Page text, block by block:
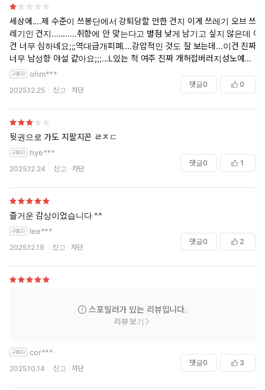
세상에....제 수준이 쓰봉단에서 강퇴당할 만한 건지 이게 쓰레기 오브 쓰
레기인 건지...........취향에 안 맞는다고 별점 낮게 남기고 싶지 않은데 이
건 너무 심하네요;;;역대급개피폐....강압적인 것도 잘 보는데...이건 진짜
너무 남성향 야설 같아요;;;...L있는 척 여주 진짜 개허접버러지성노예처
럼 대하니까 이런 거 괜찮으면 보세요....성노예취급 씬만 빼고 보면 흥미
ohm***
2025.12.25 신고 차단
댓글0 0
뒷권으로 가도 지팔지꼰 ㄹㅈㄷ
hye***
2025.12.24 신고 차단
댓글0 1
즐거운 감상이었습니다 ^^
lee***
2025.12.19 신고 차단
댓글0 2
스포일러가 있는 리뷰입니다.
리뷰 보기
cor***
2025.10.14 신고 차단
댓글0 3